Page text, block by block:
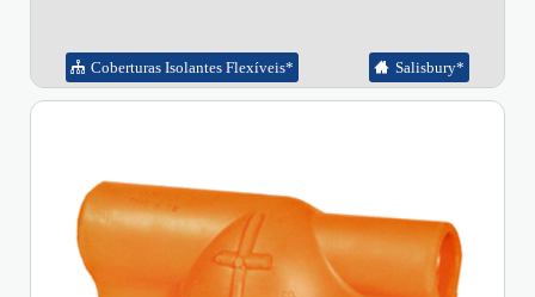
Coberturas Isolantes Flexíveis* Salisbury*